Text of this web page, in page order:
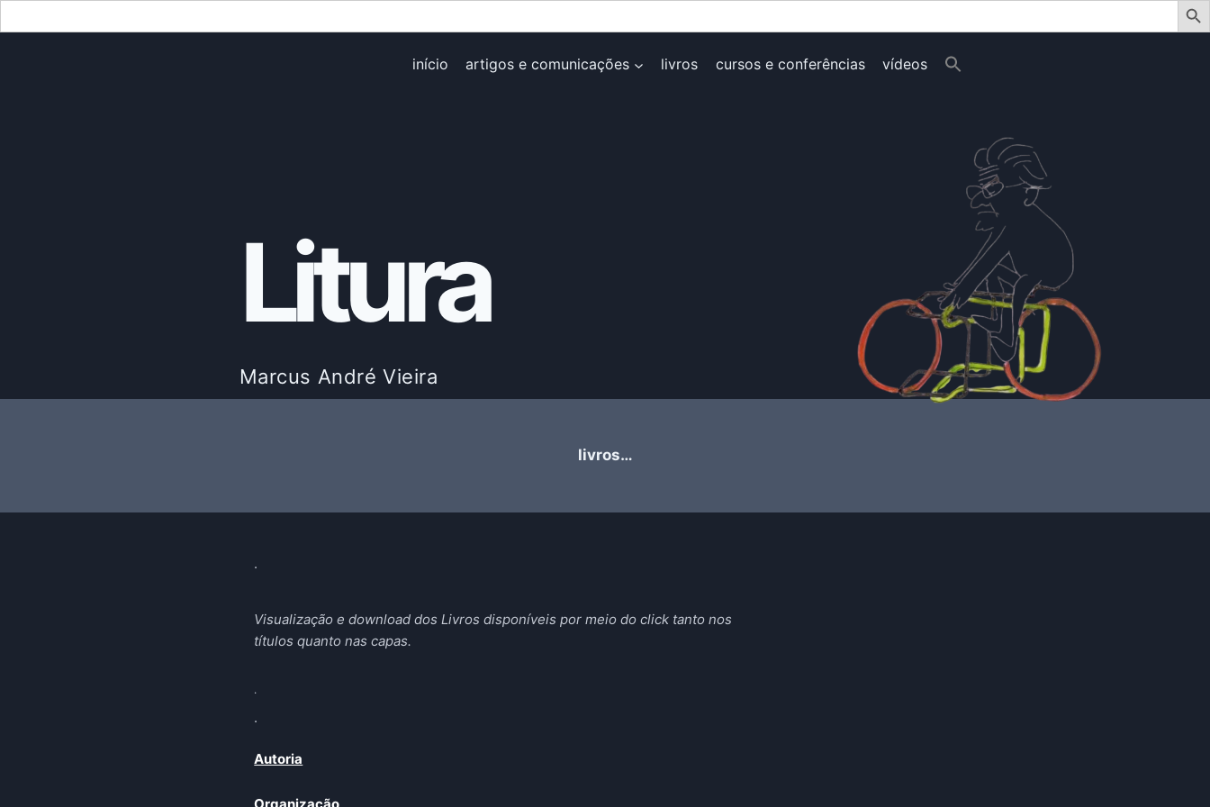
Search
início artigos e comunicações livros cursos e conferências vídeos
Litura
Marcus André Vieira
livros…
.
Visualização e download dos Livros disponíveis por meio do click tanto nos
títulos quanto nas capas.
.
.
Autoria